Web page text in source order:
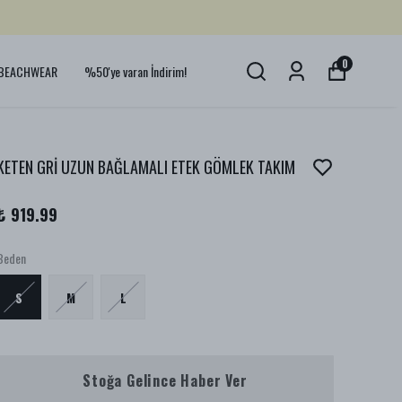
%50'ye varan İndirim! 0
GRİ UZUN BAĞLAMALI ETEK GÖMLEK TAKIM
919.99
S M L
Stoğa Gelince Haber Ver